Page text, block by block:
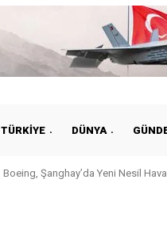
TÜRKIYE DÜNYA
Boeing, Şanghay’da Yeni Nesil